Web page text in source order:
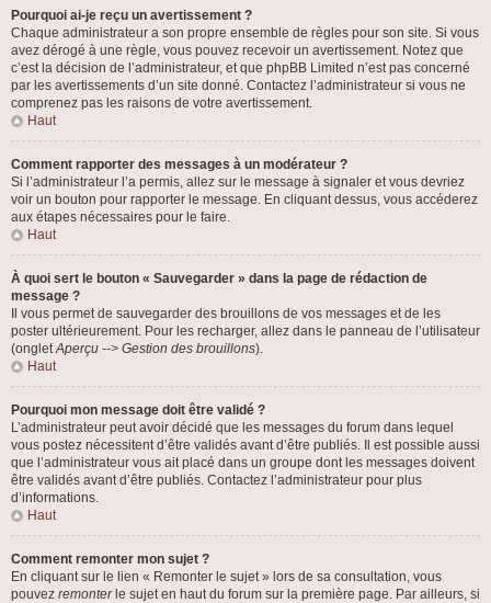
Pourquoi ai-je reçu un avertissement ?
Chaque administrateur a son propre ensemble de règles pour son site. Si vous
avez dérogé à une règle, vous pouvez recevoir un avertissement. Notez que
c’est la décision de l’administrateur, et que phpBB Limited n’est pas concerné
par les avertissements d’un site donné. Contactez l’administrateur si vous ne
comprenez pas les raisons de votre avertissement.
Haut
Comment rapporter des messages à un modérateur ?
Si l’administrateur l’a permis, allez sur le message à signaler et vous devriez
voir un bouton pour rapporter le message. En cliquant dessus, vous accéderez
aux étapes nécessaires pour le faire.
Haut
À quoi sert le bouton « Sauvegarder » dans la page de rédaction de
message ?
Il vous permet de sauvegarder des brouillons de vos messages et de les
poster ultérieurement. Pour les recharger, allez dans le panneau de l’utilisateur
(ongletAperçu --> Gestion des brouillons).
Haut
Pourquoi mon message doit être validé ?
L’administrateur peut avoir décidé que les messages du forum dans lequel
vous postez nécessitent d’être validés avant d’être publiés. Il est possible aussi
que l’administrateur vous ait placé dans un groupe dont les messages doivent
être validés avant d’être publiés. Contactez l’administrateur pour plus
d’informations.
Haut
Comment remonter mon sujet ?
En cliquant sur le lien « Remonter le sujet » lors de sa consultation, vous
pouvez remonterle sujet en haut du forum sur la première page. Par ailleurs, si